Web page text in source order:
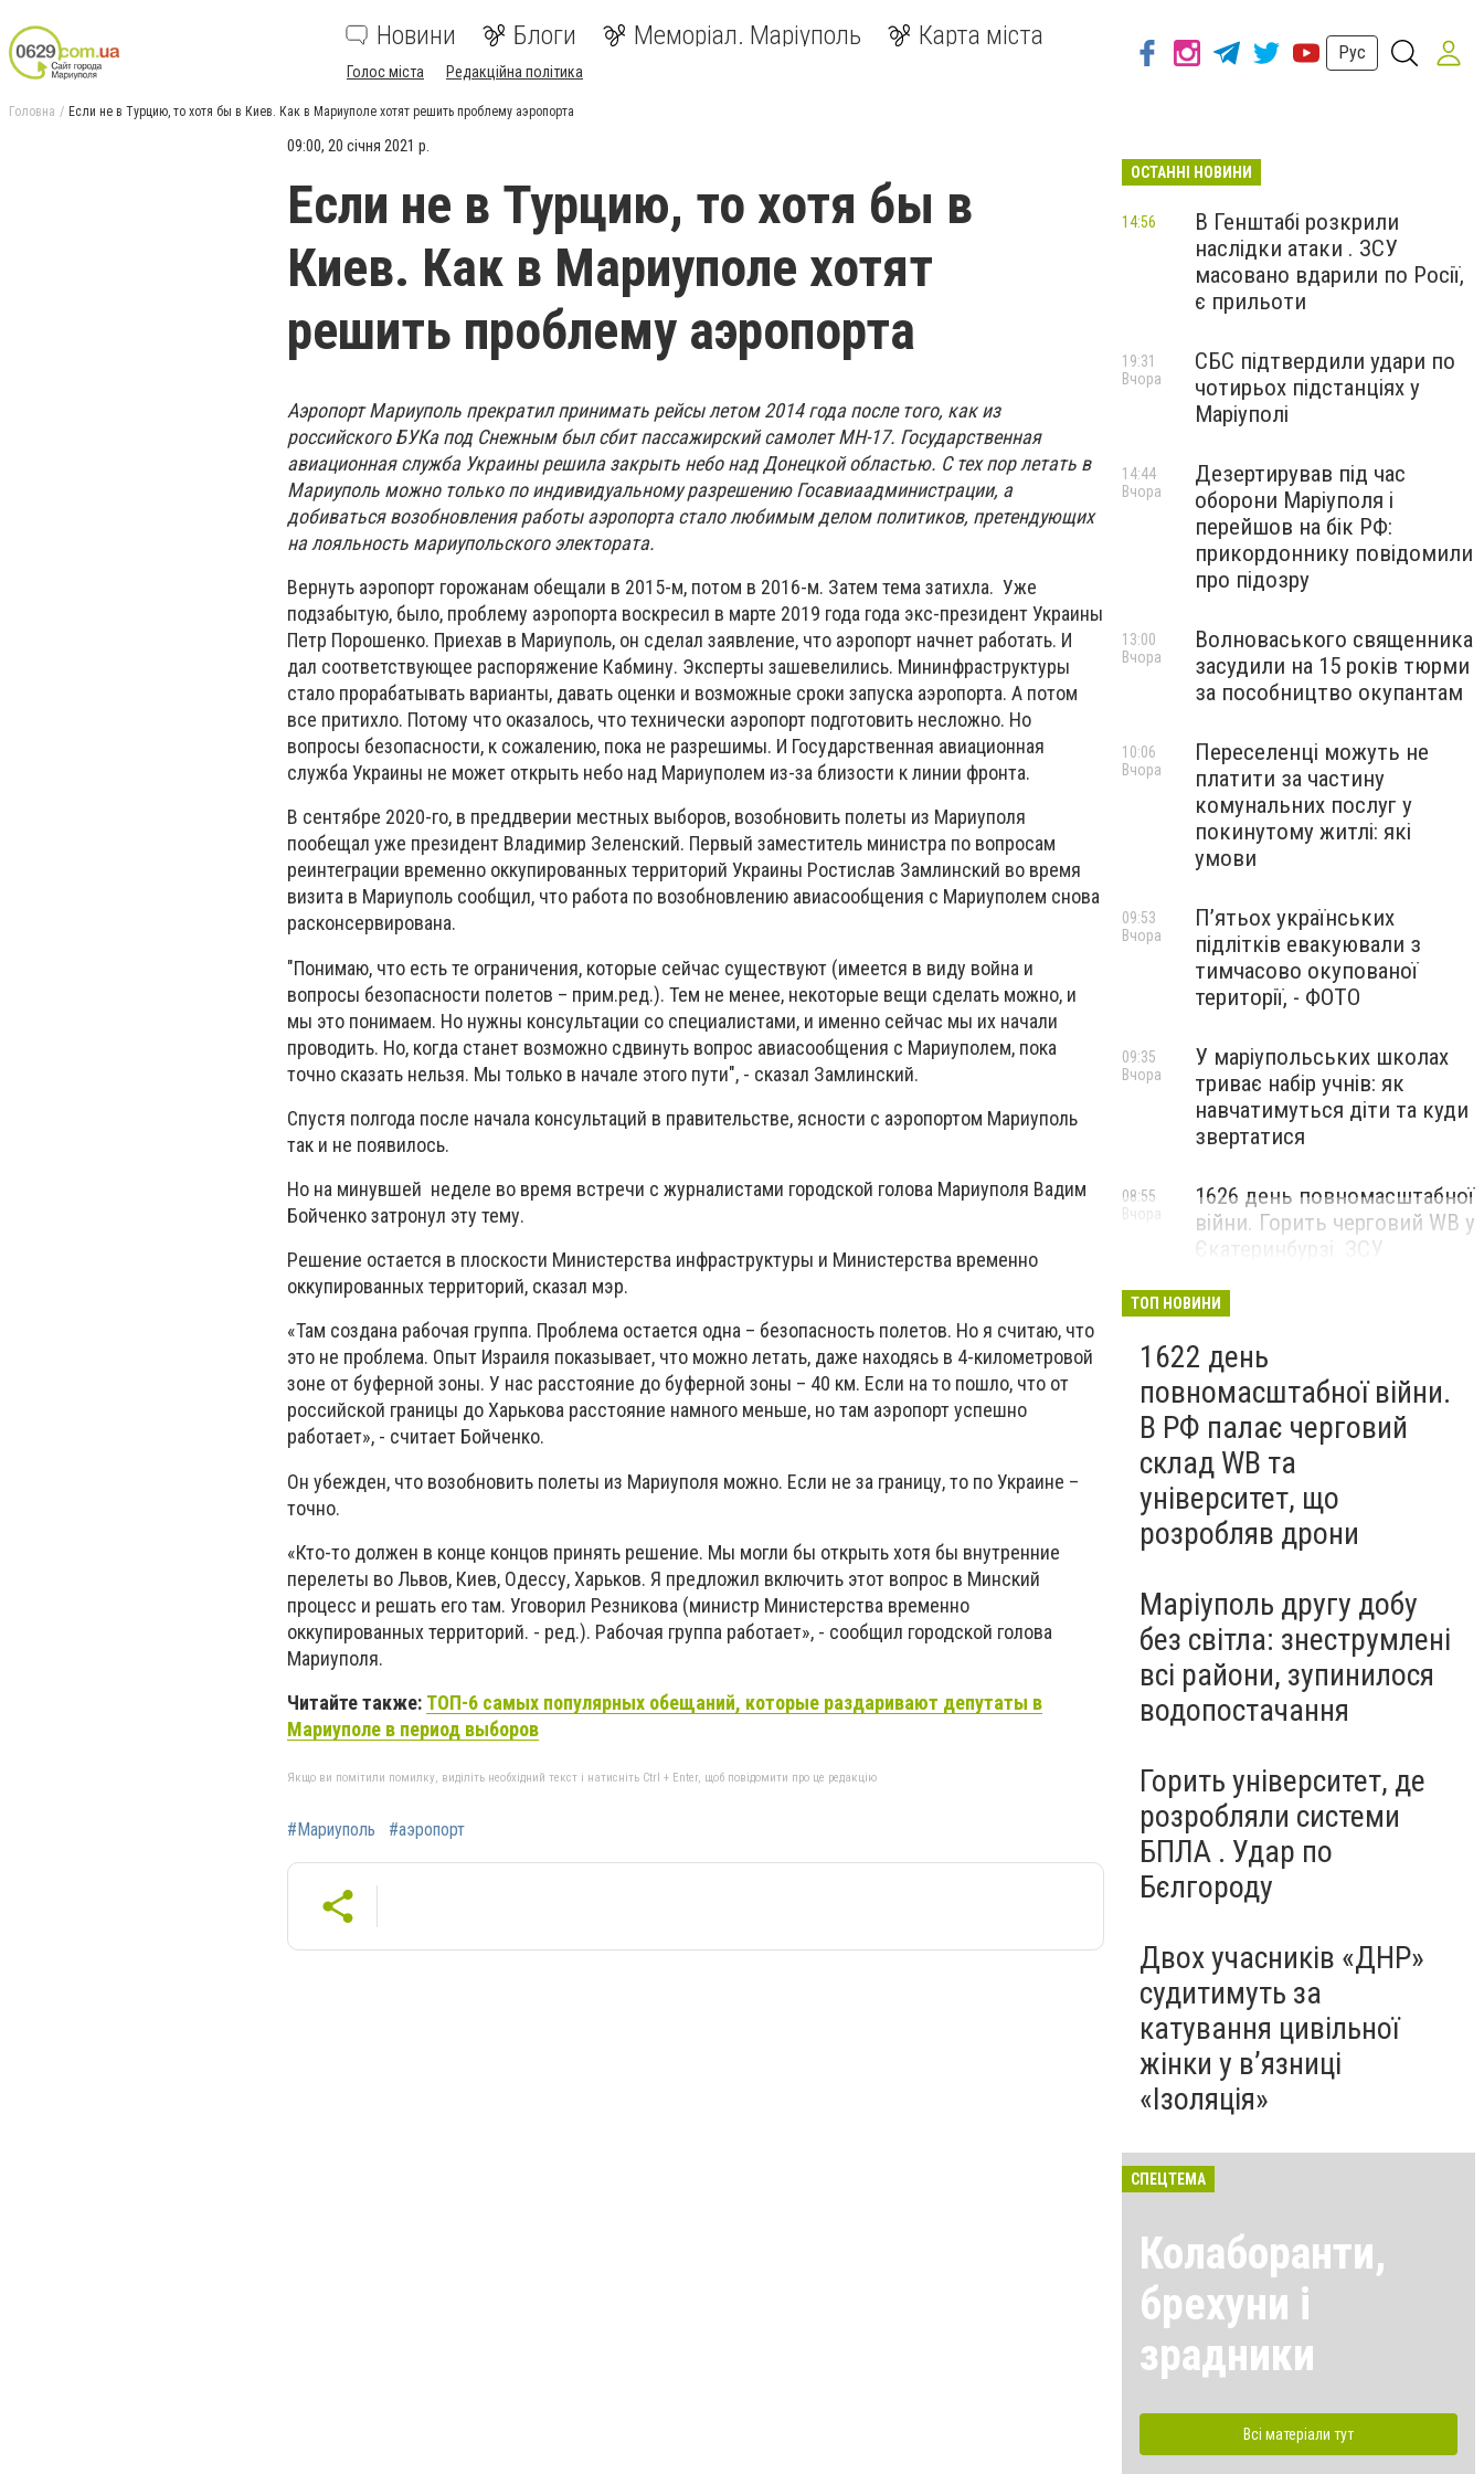
Новини Блоги Меморіал. Маріуполь Карта міста
Голос міста Редакційна політика
Рус
Головна Если не в Турцию, то хотя бы в Киев. Как в Мариуполе хотят решить проблему аэропорта
09:00, 20 січня 2021 р.
Если не в Турцию, то хотя бы в
Киев. Как в Мариуполе хотят
решить проблему аэропорта
Аэропорт Мариуполь прекратил принимать рейсы летом 2014 года после того, как из
российского БУКа под Снежным был сбит пассажирский самолет МН-17. Государственная
авиационная служба Украины решила закрыть небо над Донецкой областью. С тех пор летать в
Мариуполь можно только по индивидуальному разрешению Госавиаадминистрации, а
добиваться возобновления работы аэропорта стало любимым делом политиков, претендующих
на лояльность мариупольского электората.
Вернуть аэропорт горожанам обещали в 2015-м, потом в 2016-м. Затем тема затихла. Уже
подзабытую, было, проблему аэропорта воскресил в марте 2019 года года экс-президент Украины
Петр Порошенко. Приехав в Мариуполь, он сделал заявление, что аэропорт начнет работать. И
дал соответствующее распоряжение Кабмину. Эксперты зашевелились. Мининфраструктуры
стало прорабатывать варианты, давать оценки и возможные сроки запуска аэропорта. А потом
все притихло. Потому что оказалось, что технически аэропорт подготовить несложно. Но
вопросы безопасности, к сожалению, пока не разрешимы. И Государственная авиационная
служба Украины не может открыть небо над Мариуполем из-за близости к линии фронта.
В сентябре 2020-го, в преддверии местных выборов, возобновить полеты из Мариуполя
пообещал уже президент Владимир Зеленский. Первый заместитель министра по вопросам
реинтеграции временно оккупированных территорий Украины Ростислав Замлинский во время
визита в Мариуполь сообщил, что работа по возобновлению авиасообщения с Мариуполем снова
расконсервирована.
"Понимаю, что есть те ограничения, которые сейчас существуют (имеется в виду война и
вопросы безопасности полетов – прим.ред.). Тем не менее, некоторые вещи сделать можно, и
мы это понимаем. Но нужны консультации со специалистами, и именно сейчас мы их начали
проводить. Но, когда станет возможно сдвинуть вопрос авиасообщения с Мариуполем, пока
точно сказать нельзя. Мы только в начале этого пути", - сказал Замлинский.
Спустя полгода после начала консультаций в правительстве, ясности с аэропортом Мариуполь
так и не появилось.
Но на минувшей неделе во время встречи с журналистами городской голова Мариуполя Вадим
Бойченко затронул эту тему.
Решение остается в плоскости Министерства инфраструктуры и Министерства временно
оккупированных территорий, сказал мэр.
«Там создана рабочая группа. Проблема остается одна – безопасность полетов. Но я считаю, что
это не проблема. Опыт Израиля показывает, что можно летать, даже находясь в 4-километровой
зоне от буферной зоны. У нас расстояние до буферной зоны – 40 км. Если на то пошло, что от
российской границы до Харькова расстояние намного меньше, но там аэропорт успешно
работает», - считает Бойченко.
Он убежден, что возобновить полеты из Мариуполя можно. Если не за границу, то по Украине –
точно.
«Кто-то должен в конце концов принять решение. Мы могли бы открыть хотя бы внутренние
перелеты во Львов, Киев, Одессу, Харьков. Я предложил включить этот вопрос в Минский
процесс и решать его там. Уговорил Резникова (министр Министерства временно
оккупированных территорий. - ред.). Рабочая группа работает», - сообщил городской голова
Мариуполя.
Читайте также: ТОП-6 самых популярных обещаний, которые раздаривают депутаты в
Мариуполе в период выборов
Якщо ви помітили помилку, виділіть необхідний текст і натисніть Ctrl + Enter, щоб повідомити про це редакцію
#Мариуполь #аэропорт
ОСТАННІ НОВИНИ
В Генштабі розкрили
наслідки атаки . ЗСУ
масовано вдарили по Росії,
є прильоти
14:56
СБС підтвердили удари по
чотирьох підстанціях у
Маріуполі
19:31
Вчора
Дезертирував під час
оборони Маріуполя і
перейшов на бік РФ:
прикордоннику повідомили
про підозру
14:44
Вчора
Волноваського священника
засудили на 15 років тюрми
за пособництво окупантам
13:00
Вчора
Переселенці можуть не
платити за частину
комунальних послуг у
покинутому житлі: які
умови
10:06
Вчора
П’ятьох українських
підлітків евакуювали з
тимчасово окупованої
території, - ФОТО
09:53
Вчора
У маріупольських школах
триває набір учнів: як
навчатимуться діти та куди
звертатися
09:35
Вчора
1626 день повномасштабної
війни. Горить черговий WB у
Єкатеринбурзі. ЗСУ
Маріуполі
08:55
Вчора
ТОП НОВИНИ
1622 день
повномасштабної війни.
В РФ палає черговий
склад WB та
університет, що
розробляв дрони
Маріуполь другу добу
без світла: знеструмлені
всі райони, зупинилося
водопостачання
Горить університет, де
розробляли системи
БПЛА . Удар по
Бєлгороду
Двох учасників «ДНР»
судитимуть за
катування цивільної
жінки у в’язниці
«Ізоляція»
СПЕЦТЕМА
Колаборанти,
брехуни і
зрадники
Всі матеріали тут